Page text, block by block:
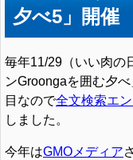
夕べ5」開催
毎年11/29（いい肉の
ンGroongaを囲む夕
目なので全文検索エ
しました。
今年はGMOメディア